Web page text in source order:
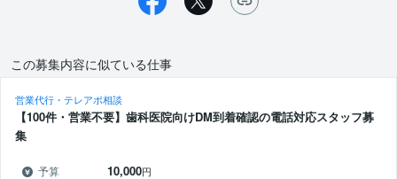
この募集内容に似ている仕事
営業代行・テレアポ相談
【100件・営業不要】歯科医院向けDM到着確認の電話対応スタッフ募
集
予算 10,000円